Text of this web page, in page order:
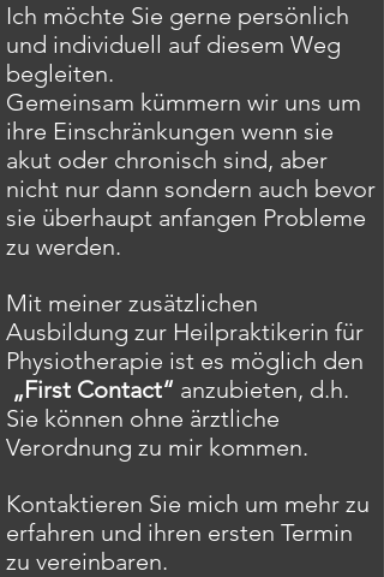
Ich möchte Sie gerne persönlich
und individuell auf diesem Weg
begleiten.
Gemeinsam kümmern wir uns um
ihre Einschränkungen wenn sie
akut oder chronisch sind, aber
nicht nur dann sondern auch bevor
sie überhaupt anfangen Probleme
zu werden.
Mit meiner zusätzlichen
Ausbildung zur Heilpraktikerin für
Physiotherapie ist es möglich den
„First Contact“ anzubieten, d.h.
Sie können ohne ärztliche
Verordnung zu mir kommen.
Kontaktieren Sie mich um mehr zu
erfahren und ihren ersten Termin
zu vereinbaren.